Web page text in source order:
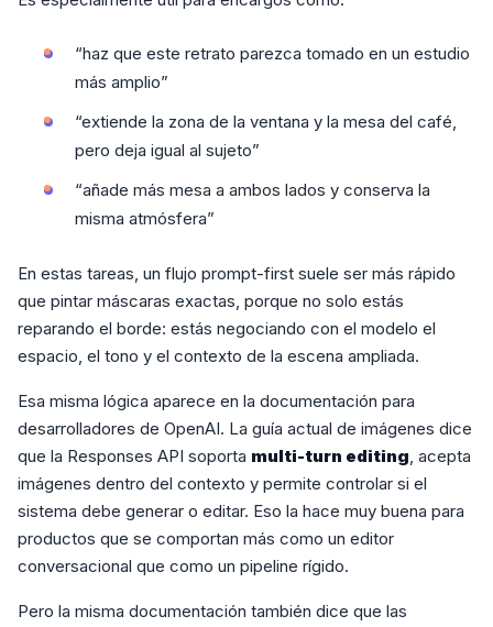
“haz que este retrato parezca tomado en un estudio
más amplio”
“extiende la zona de la ventana y la mesa del café,
pero deja igual al sujeto”
“añade más mesa a ambos lados y conserva la
misma atmósfera”
En estas tareas, un flujo prompt-first suele ser más rápido
que pintar máscaras exactas, porque no solo estás
reparando el borde: estás negociando con el modelo el
espacio, el tono y el contexto de la escena ampliada.
Esa misma lógica aparece en la documentación para
desarrolladores de OpenAI. La guía actual de imágenes dice
que la Responses API soporta multi-turn editing, acepta
imágenes dentro del contexto y permite controlar si el
sistema debe generar o editar. Eso la hace muy buena para
productos que se comportan más como un editor
conversacional que como un pipeline rígido.
Pero la misma documentación también dice que las